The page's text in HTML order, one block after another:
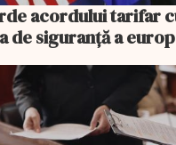
acordului tarifar
de siguranță a